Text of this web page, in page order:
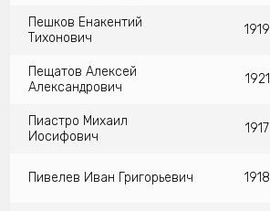
Пешков Енакентий
Тихонович
1919
Пещатов Алексей
Александрович
1921
Пиастро Михаил
Иосифович
1917
Пивелев Иван Григорьевич 1918